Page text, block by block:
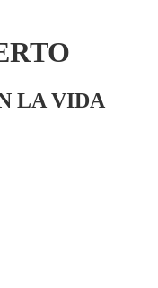
LA VIDA